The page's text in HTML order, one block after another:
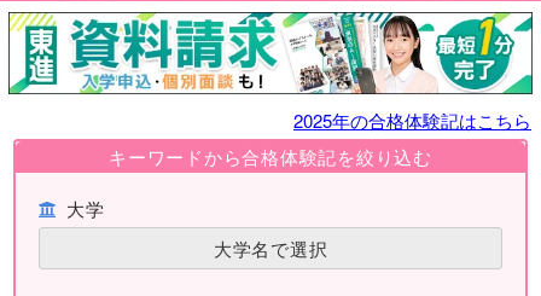
2025年の合格体験記はこちら
キーワードから合格体験記を絞り込む
大学
大学名で選択